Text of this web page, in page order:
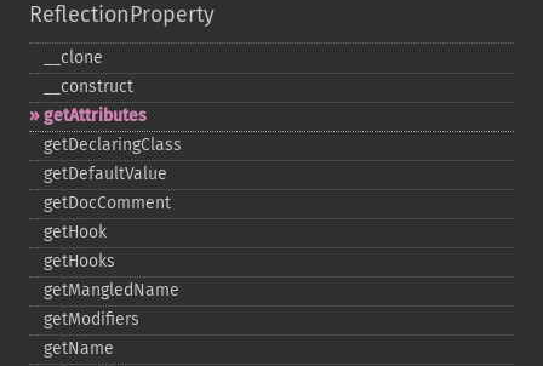
ReflectionProperty
_​_​clone
_​_​construct
getAttributes
getDeclaringClass
getDefaultValue
getDocComment
getHook
getHooks
getMangledName
getModifiers
getName